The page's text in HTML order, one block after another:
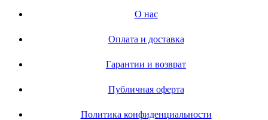
О нас
Оплата и доставка
Гарантии и возврат
Публичная оферта
Политика конфиденциальности